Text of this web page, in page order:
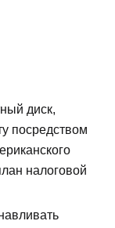
диск,
посредством
налоговой